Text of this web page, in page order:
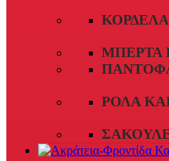
ΜΠΈΡΤΑ
ΡΟΛΆ